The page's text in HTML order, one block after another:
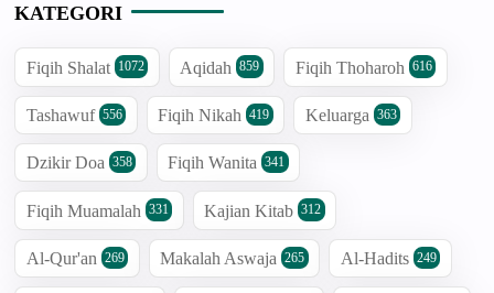
KATEGORI
Fiqih Shalat 1072 Aqidah 859 Fiqih Thoharoh 616
Tashawuf 556 Fiqih Nikah 419 Keluarga 363
Dzikir Doa 358 Fiqih Wanita 341
Fiqih Muamalah 331 Kajian Kitab 312
Al-Qur'an 269 Makalah Aswaja 265 Al-Hadits 249